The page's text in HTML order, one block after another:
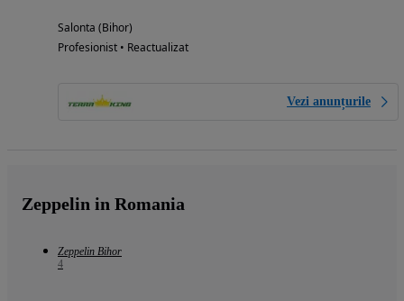
Salonta (Bihor)
Profesionist • Reactualizat
Vezi anunțurile
Zeppelin in Romania
Zeppelin Bihor
4